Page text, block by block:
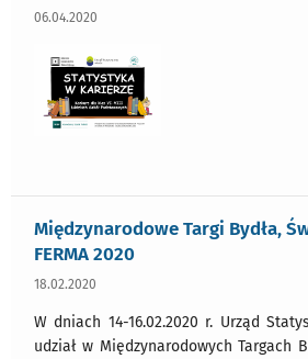
06.04.2020
Międzynarodowe Targi Bydła,
FERMA 2020
18.02.2020
W dniach 14-16.02.2020 r. Urząd
udział w Międzynarodowych Targach